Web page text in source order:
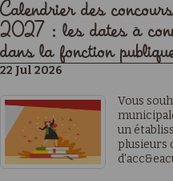
Calendrier des
2027 : les dates à
dans la fonction
22 Jul 2026
Vous
un
plusieurs